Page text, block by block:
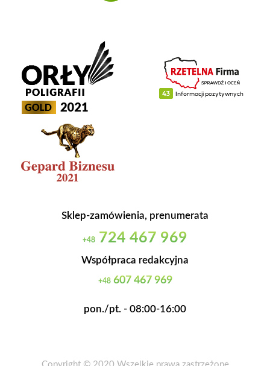
Sklep-zamówienia, prenumerata
+48 724 467 969
Współpraca redakcyjna
+48607 467 969
pon./pt. - 08:00-16:00